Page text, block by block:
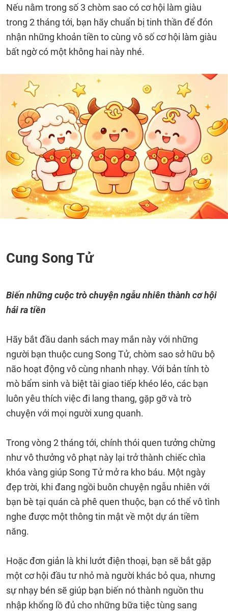
Nếu nằm trong số 3 chòm sao có cơ hội làm giàu
trong 2 tháng tới, bạn hãy chuẩn bị tinh thần để đón
nhận những khoản tiền to cùng vô số cơ hội làm giàu
bất ngờ có một không hai này nhé.
Cung Song Tử
Biến những cuộc trò chuyện ngẫu nhiên thành cơ hội
hái ra tiền
Hãy bắt đầu danh sách may mắn này với những
người bạn thuộc cung Song Tử, chòm sao sở hữu bộ
não hoạt động vô cùng nhanh nhạy. Với bản tính tò
mò bẩm sinh và biệt tài giao tiếp khéo léo, các bạn
luôn yêu thích việc đi lang thang, gặp gỡ và trò
chuyện với mọi người xung quanh.
Trong vòng 2 tháng tới, chính thói quen tưởng chừng
như vô thưởng vô phạt này lại trở thành chiếc chìa
khóa vàng giúp Song Tử mở ra kho báu. Một ngày
đẹp trời, khi đang ngồi buôn chuyện ngẫu nhiên với
bạn bè tại quán cà phê quen thuộc, bạn có thể vô tình
nghe được một thông tin mật về một dự án tiềm
năng.
Hoặc đơn giản là khi lướt điện thoại, bạn sẽ bắt gặp
một cơ hội đầu tư nhỏ mà người khác bỏ qua, nhưng
sự nhạy bén sẽ giúp bạn biến nó thành nguồn thu
nhập khổng lồ đủ cho những bữa tiệc tùng sang